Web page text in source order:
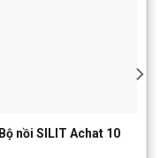
Bộ nồi SILIT Achat 10